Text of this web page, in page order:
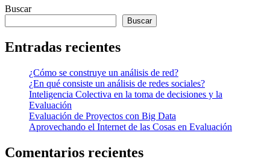
Buscar
Buscar
Entradas recientes
¿Cómo se construye un análisis de red?
¿En qué consiste un análisis de redes sociales?
Inteligencia Colectiva en la toma de decisiones y la
Evaluación
Evaluación de Proyectos con Big Data
Aprovechando el Internet de las Cosas en Evaluación
Comentarios recientes